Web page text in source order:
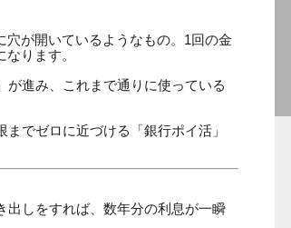
が開いているようなもの。1回の金
ります。
進み、これまで通りに使っている
でゼロに近づける「銀行ポイ活」
出しをすれば、数年分の利息が一瞬